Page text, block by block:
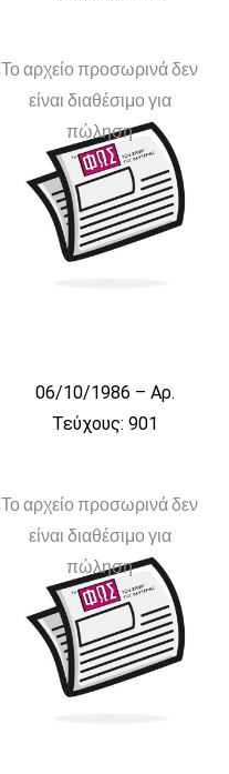
Το αρχείο προσωρινά δεν
είναι διαθέσιμο για
πώληση
06/10/1986 – Αρ.
Τεύχους: 901
Το αρχείο προσωρινά δεν
είναι διαθέσιμο για
πώληση